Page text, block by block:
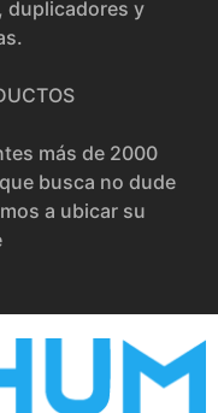
duplicadores y
más de 2000
busca no dude
a ubicar su